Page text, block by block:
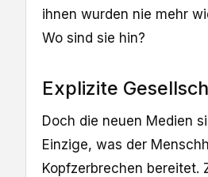
ihnen wurden nie mehr
Wo sind sie hin?
Explizite
Doch die neuen Medien
Einzige, was der
Kopfzerbrechen bereitet.